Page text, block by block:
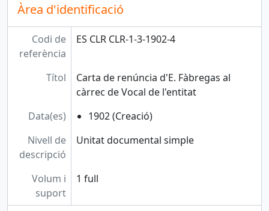
Àrea d'identificació
Codi de
referència
ES CLR CLR-1-3-1902-4
Títol
Carta de renúncia d'E. Fàbregas al
càrrec de Vocal de l'entitat
Data(es)
1902 (Creació)
Nivell de
descripció
Unitat documental simple
Volum i
suport
1 full